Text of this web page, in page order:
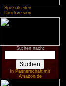
- Spezialseiten
- Druckversion
Suchen nach:
In Partnerschaft mit
Amazon.de